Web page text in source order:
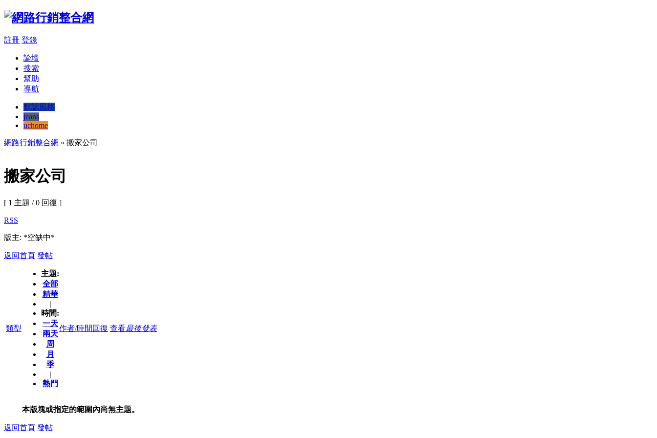
註冊 登錄
論壇
搜索
幫助
導航
默認風格
jeans
uchome
網路行銷整合網 » 搬家公司
搬家公司
[ 1 主題 / 0 回復 ]
RSS
版主: *空缺中*
返回首頁 發帖
類型
主題:
全部
精華
|
時間:
一天
兩天
周
月
季
|
熱門
作者/時間 回復 查看最後發表
本版塊或指定的範圍內尚無主題。
返回首頁 發帖